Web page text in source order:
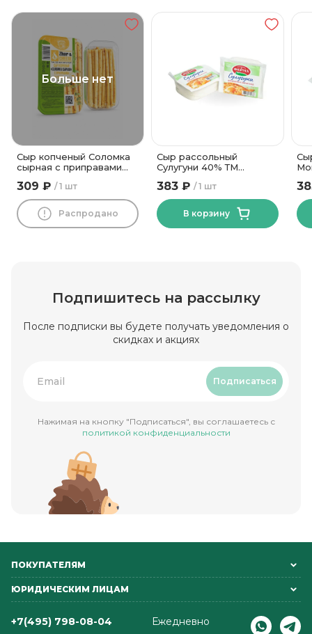
Больше нет
Сыр копченый Соломка
сырная с приправами
Дары
1 шт
309 ₽
Распродано
Сыр рассольный
Сулугуни 40% ТМ
гр
1 шт
383 ₽
В корзину
гр
Подпишитесь на рассылку
После подписки вы будете получать уведомления о
скидках и акциях
Подписаться
Нажимая на кнопку "Подписаться", вы соглашаетесь с
политикой конфиденциальности
ПОКУПАТЕЛЯМ
ЮРИДИЧЕСКИМ ЛИЦАМ
+7(495) 798-08-04 Ежедневно